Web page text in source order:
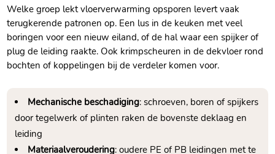
Welke groep lekt vloerverwarming opsporen levert vaak
terugkerende patronen op.​ Een lus in de keuken met veel
boringen voor een nieuw eiland, of de hal waar een spijker of
plug de leiding raakte.​ Ook krimpscheuren in de dekvloer rond
bochten of koppelingen bij de verdeler komen voor.​
Mechanische beschadiging: schroeven, boren of spijkers
door tegelwerk of plinten raken de bovenste deklaag en
leiding
Materiaalveroudering: oudere PE of PB leidingen met te